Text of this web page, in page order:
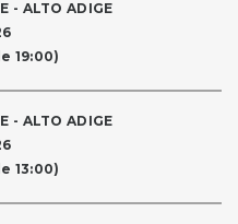
- ALTO ADIGE
19:00)
- ALTO ADIGE
13:00)